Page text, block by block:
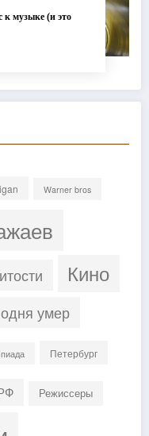
к музыке (и это
Warner bros
Кино
умер
Петербург
Режиссеры